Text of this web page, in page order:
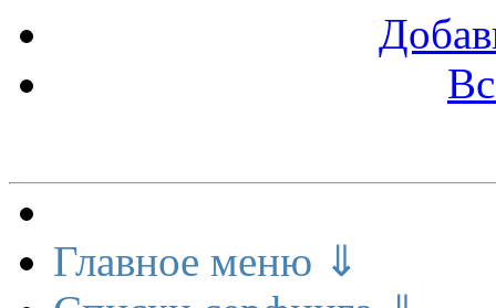
Главное меню ⇓